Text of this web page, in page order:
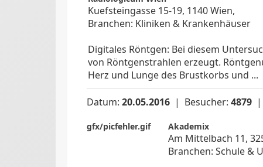
Kuefsteingasse 15-19, 1140 Wien,
Branchen: Kliniken & Krankenhäuser
Digitales Röntgen: Bei diesem
von Röntgenstrahlen erzeugt.
Herz und Lunge des Brustkorbs und ...
Datum: 20.05.2016 | Besucher: 4879 |
gfx/picfehler.gif Akademix
Am Mittelbach 11,
Branchen: Schule &